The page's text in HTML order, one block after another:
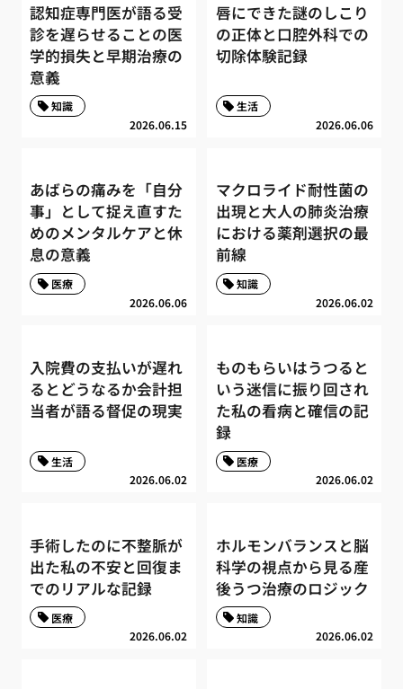
認知症専門医が語る受
診を遅らせることの医
学的損失と早期治療の
意義
2026.06.15
知識
唇にできた謎のしこり
の正体と口腔外科での
切除体験記録
2026.06.06
生活
あばらの痛みを「自分
事」として捉え直すた
めのメンタルケアと休
息の意義
2026.06.06
医療
マクロライド耐性菌の
出現と大人の肺炎治療
における薬剤選択の最
前線
2026.06.02
知識
入院費の支払いが遅れ
るとどうなるか会計担
当者が語る督促の現実
2026.06.02
生活
ものもらいはうつると
いう迷信に振り回され
た私の看病と確信の記
録
2026.06.02
医療
手術したのに不整脈が
出た私の不安と回復ま
でのリアルな記録
2026.06.02
医療
ホルモンバランスと脳
科学の視点から見る産
後うつ治療のロジック
2026.06.02
知識